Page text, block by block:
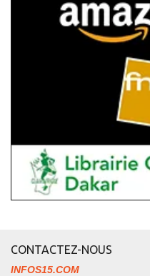
CONTACTEZ-NOUS
INFOS15.COM